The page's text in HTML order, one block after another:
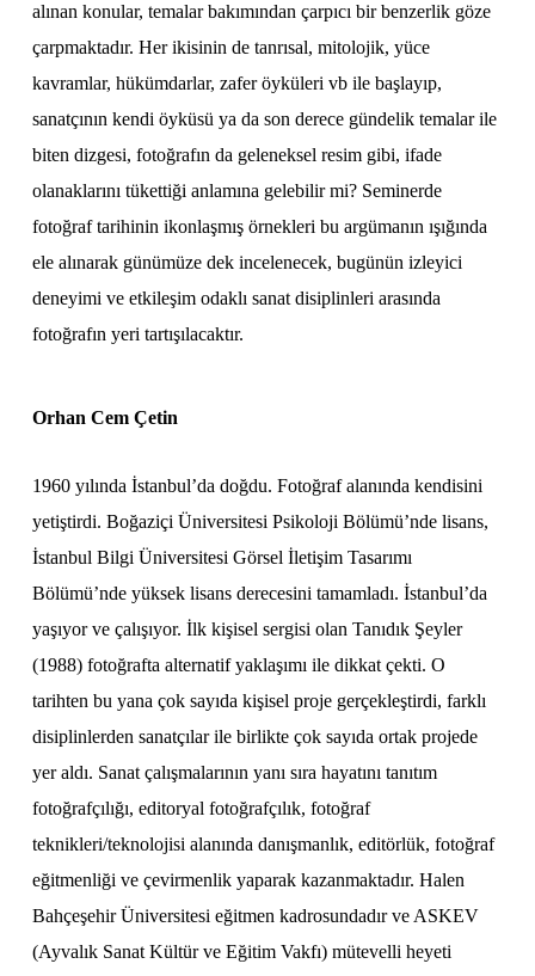
alınan konular, temalar bakımından çarpıcı bir benzerlik göze
çarpmaktadır. Her ikisinin de tanrısal, mitolojik, yüce
kavramlar, hükümdarlar, zafer öyküleri vb ile başlayıp,
sanatçının kendi öyküsü ya da son derece gündelik temalar ile
biten dizgesi, fotoğrafın da geleneksel resim gibi, ifade
olanaklarını tükettiği anlamına gelebilir mi? Seminerde
fotoğraf tarihinin ikonlaşmış örnekleri bu argümanın ışığında
ele alınarak günümüze dek incelenecek, bugünün izleyici
deneyimi ve etkileşim odaklı sanat disiplinleri arasında
fotoğrafın yeri tartışılacaktır.
Orhan Cem Çetin
1960 yılında İstanbul’da doğdu. Fotoğraf alanında kendisini
yetiştirdi. Boğaziçi Üniversitesi Psikoloji Bölümü’nde lisans,
İstanbul Bilgi Üniversitesi Görsel İletişim Tasarımı
Bölümü’nde yüksek lisans derecesini tamamladı. İstanbul’da
yaşıyor ve çalışıyor. İlk kişisel sergisi olan Tanıdık Şeyler
(1988) fotoğrafta alternatif yaklaşımı ile dikkat çekti. O
tarihten bu yana çok sayıda kişisel proje gerçekleştirdi, farklı
disiplinlerden sanatçılar ile birlikte çok sayıda ortak projede
yer aldı. Sanat çalışmalarının yanı sıra hayatını tanıtım
fotoğrafçılığı, editoryal fotoğrafçılık, fotoğraf
teknikleri/teknolojisi alanında danışmanlık, editörlük, fotoğraf
eğitmenliği ve çevirmenlik yaparak kazanmaktadır. Halen
Bahçeşehir Üniversitesi eğitmen kadrosundadır ve ASKEV
(Ayvalık Sanat Kültür ve Eğitim Vakfı) mütevelli heyeti